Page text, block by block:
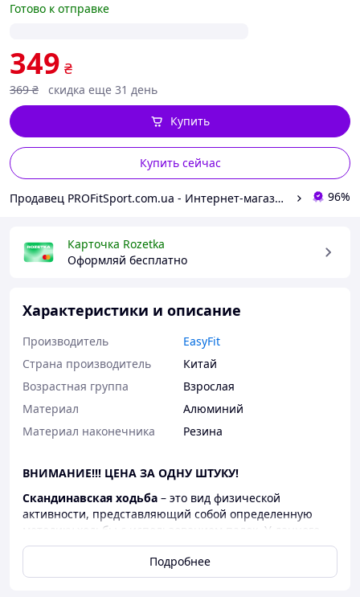
Готово к отправке
349 ₴
369 ₴ скидка еще 31 день
Купить сейчас
Купить
Продавец PROFitSport.com.ua - Интернет-магазин спортинвентаря 96%
Карточка Rozetka
Оформляй бесплатно
Характеристики и описание
Производитель
EasyFit
Страна производитель
Китай
Возрастная группа
Взрослая
Материал
Алюминий
Материал наконечника
Резина
ВНИМАНИЕ!!! ЦЕНА ЗА ОДНУ ШТУКУ!
Скандинавская ходьба – это вид физической
активности, представляющий собой определенную
методику ходьбы с использованием палок. У данного
вида несколько названий, объясняющих место его
появления: северная ходьба, нордическая ходьба,
финская ходьба. В основе методики – летние
Подробнее